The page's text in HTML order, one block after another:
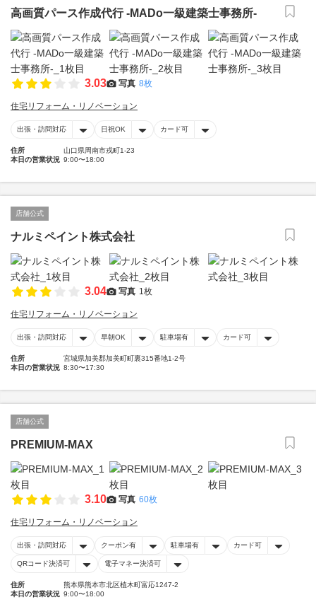
高画質パース作成代行 -MADo一級建築士事務所-
3.03 写真 8枚
住宅リフォーム・リノベーション
出張・訪問対応 日祝OK カード可
住所
山口県周南市戎町1-23
本日の営業状況 9:00〜18:00
店舗公式
ナルミペイント株式会社
3.04 写真 1枚
住宅リフォーム・リノベーション
出張・訪問対応 早朝OK 駐車場有 カード可
住所
宮城県加美郡加美町町裏315番地1-2号
本日の営業状況 8:30〜17:30
店舗公式
PREMIUM-MAX
3.10 写真 60枚
住宅リフォーム・リノベーション
出張・訪問対応 クーポン有 駐車場有 カード可
QRコード決済可 電子マネー決済可
住所
熊本県熊本市北区植木町富応1247-2
本日の営業状況 9:00〜18:00